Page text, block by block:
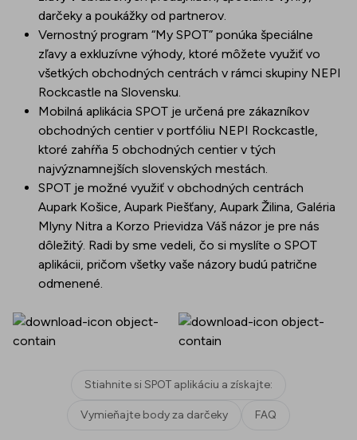
darčeky a poukážky od partnerov.
Vernostný program “My SPOT” ponúka špeciálne
zľavy a exkluzívne výhody, ktoré môžete využiť vo
všetkých obchodných centrách v rámci skupiny NEPI
Rockcastle na Slovensku.
Mobilná aplikácia SPOT je určená pre zákazníkov
obchodných centier v portfóliu NEPI Rockcastle,
ktoré zahŕňa 5 obchodných centier v tých
najvýznamnejších slovenských mestách.
SPOT je možné využiť v obchodných centrách
Aupark Košice, Aupark Piešťany, Aupark Žilina, Galéria
Mlyny Nitra a Korzo Prievidza Váš názor je pre nás
dôležitý. Radi by sme vedeli, čo si myslíte o SPOT
aplikácii, pričom všetky vaše názory budú patrične
odmenené.
Stiahnite si SPOT aplikáciu a získajte:
Vymieňajte body za darčeky FAQ